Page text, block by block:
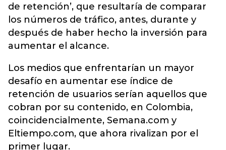
de retención’, que resultaría de comparar
los números de tráfico, antes, durante y
después de haber hecho la inversión para
aumentar el alcance.
Los medios que enfrentarían un mayor
desafío en aumentar ese índice de
retención de usuarios serían aquellos que
cobran por su contenido, en Colombia,
coincidencialmente, Semana.com y
Eltiempo.com, que ahora rivalizan por el
primer lugar.